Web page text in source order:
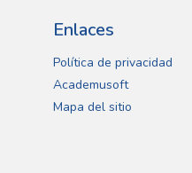
Enlaces
Política de privacidad
Academusoft
Mapa del sitio